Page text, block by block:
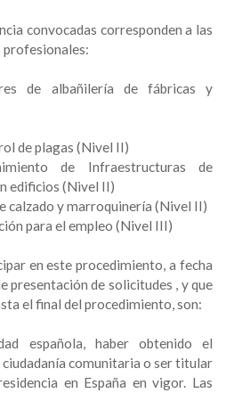
convocadas corresponden a las
profesionales:
de albañilería de fábricas y
de plagas (Nivel II)
de Infraestructuras de
edificios (Nivel II)
calzado y marroquinería (Nivel II)
para el empleo (Nivel III)
en este procedimiento, a fecha
presentación de solicitudes , y que
el final del procedimiento, son:
española, haber obtenido el
comunitaria o ser titular
en España en vigor. Las